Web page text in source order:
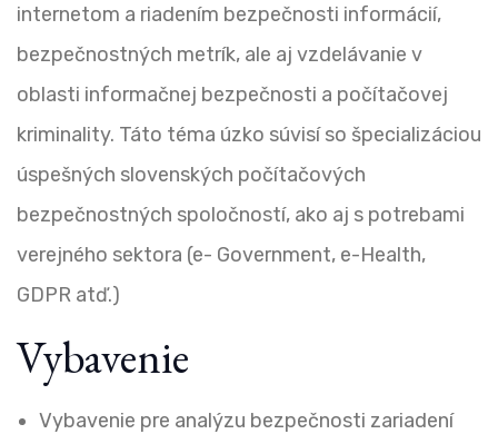
internetom a riadením bezpečnosti informácií,
bezpečnostných metrík, ale aj vzdelávanie v
oblasti informačnej bezpečnosti a počítačovej
kriminality. Táto téma úzko súvisí so špecializáciou
úspešných slovenských počítačových
bezpečnostných spoločností, ako aj s potrebami
verejného sektora (e- Government, e-Health,
GDPR atď.)
Vybavenie
Vybavenie pre analýzu bezpečnosti zariadení